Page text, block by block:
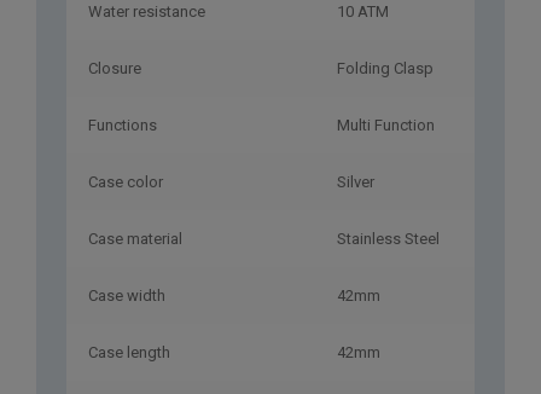
Water resistance 10 ATM
Closure Folding Clasp
Functions Multi Function
Case color Silver
Case material Stainless Steel
Case width 42mm
Case length 42mm